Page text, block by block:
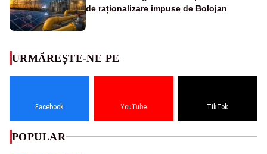
de raționalizare impuse de Bolojan
URMĂREȘTE-NE PE
Facebook YouTube TikTok
POPULAR